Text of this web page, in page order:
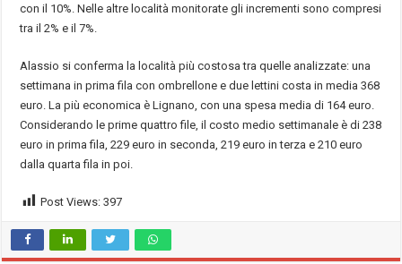
con il 10%. Nelle altre località monitorate gli incrementi sono compresi
tra il 2% e il 7%.
Alassio si conferma la località più costosa tra quelle analizzate: una
settimana in prima fila con ombrellone e due lettini costa in media 368
euro. La più economica è Lignano, con una spesa media di 164 euro.
Considerando le prime quattro file, il costo medio settimanale è di 238
euro in prima fila, 229 euro in seconda, 219 euro in terza e 210 euro
dalla quarta fila in poi.
Post Views: 397